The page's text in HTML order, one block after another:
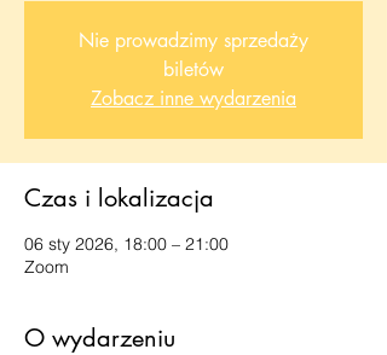
Nie prowadzimy sprzedaży
biletów
Zobacz inne wydarzenia
Czas i lokalizacja
06 sty 2026, 18:00 – 21:00
Zoom
O wydarzeniu